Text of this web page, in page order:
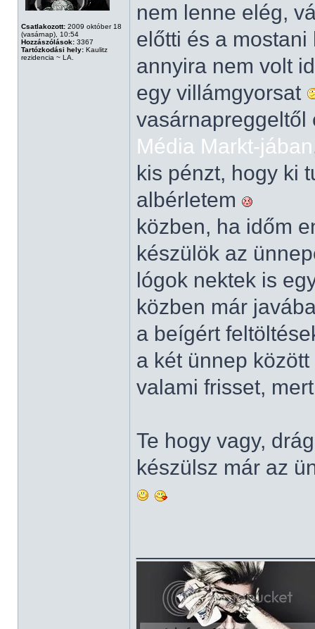
Csatlakozott: 2009 október 18
(vasárnap), 10:54
Hozzászólások: 3367
Tartózkodási hely: Kaulitz
rezidencia ~ LA.
nem lenne elég,
előtti és a
annyira nem volt
egy villámgyorsat
vasárnapreggeltől
Média Markt-jában
kis pénzt, hogy ki
albérletem
közben, ha időm
készülök az
lógok nektek is
közben már
a beígért
a két ünnep
valami frisset,
Te hogy vagy,
készülsz már az